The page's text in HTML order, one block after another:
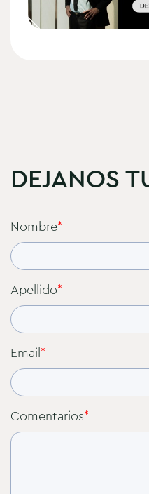
DEJANOS
Nombre*
Apellido*
Email*
Comentarios*